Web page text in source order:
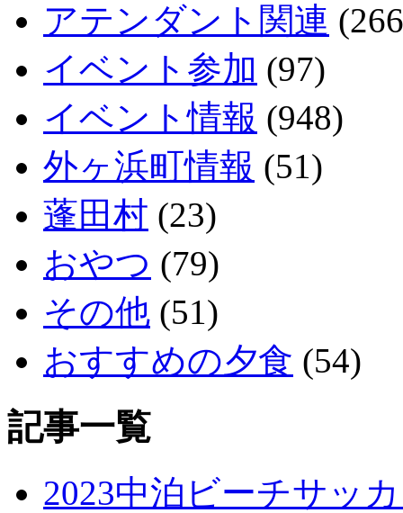
アテンダント関連
イベント参加 (97)
イベント情報 (948)
外ヶ浜町情報 (51)
蓬田村 (23)
おやつ (79)
その他 (51)
おすすめの夕食 (54)
記事一覧
2023中泊ビーチサッ